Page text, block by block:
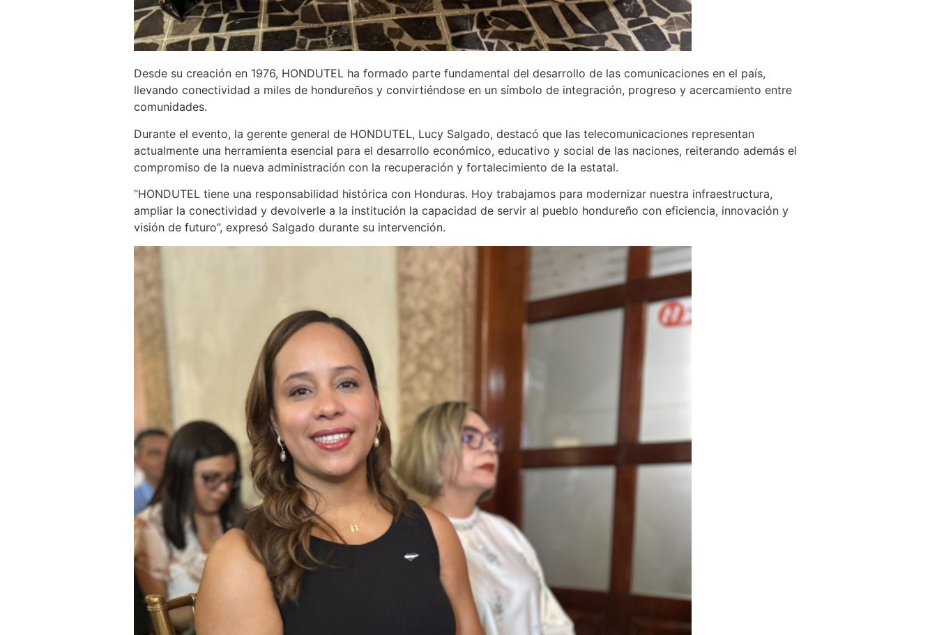
Desde su creación en 1976, HONDUTEL ha formado parte fundamental del desarrollo de las comunicaciones en el país,
llevando conectividad a miles de hondureños y convirtiéndose en un símbolo de integración, progreso y acercamiento entre
comunidades.
Durante el evento, la gerente general de HONDUTEL, Lucy Salgado, destacó que las telecomunicaciones representan
actualmente una herramienta esencial para el desarrollo económico, educativo y social de las naciones, reiterando además el
compromiso de la nueva administración con la recuperación y fortalecimiento de la estatal.
“HONDUTEL tiene una responsabilidad histórica con Honduras. Hoy trabajamos para modernizar nuestra infraestructura,
ampliar la conectividad y devolverle a la institución la capacidad de servir al pueblo hondureño con eficiencia, innovación y
visión de futuro”, expresó Salgado durante su intervención.